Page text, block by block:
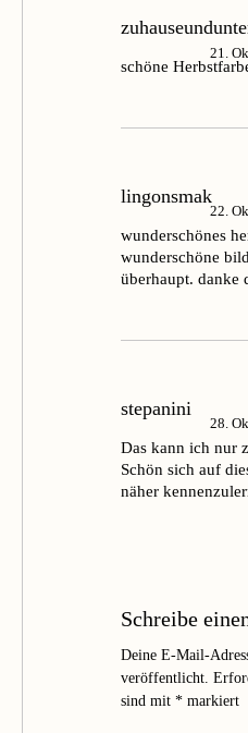
21.
schöne
lingonsmak
22.
wunderschönes
wunderschöne
überhaupt. danke
stepanini
28.
Das kann ich nur
Schön sich auf
näher
Schreibe
Deine E-Mail-
veröffentlicht.
sind mit * markiert